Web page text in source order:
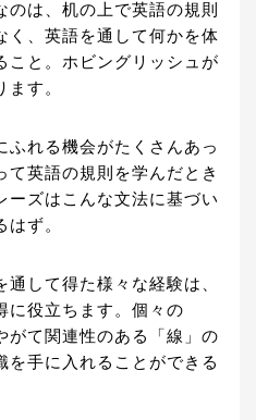
は、机の上で英語の規則
く、英語を通して何かを体
こと。ホビングリッシュが
す。
ふれる機会がたくさんあっ
て英語の規則を学んだとき
ーズはこんな文法に基づい
ず。
して得た様々な経験は、
に役立ちます。個々の
がて関連性のある「線」の
を手に入れることができる